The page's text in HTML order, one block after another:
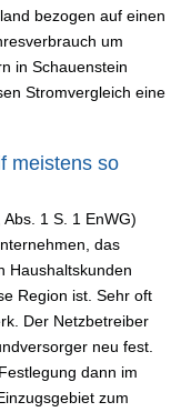
bezogen auf einen
um
in Schauenstein
Stromvergleich eine
meistens so
1 S. 1 EnWG)
das
Haushaltskunden
Region ist. Sehr oft
Der Netzbetreiber
neu fest.
dann im
zum